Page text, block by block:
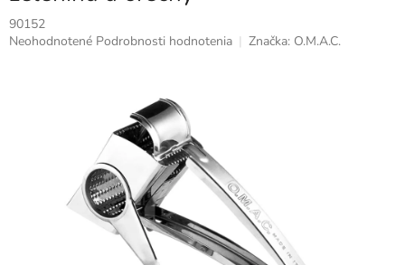
90152
Priemerné
Neohodnotené Podrobnosti hodnotenia Značka: O.M.A.C.